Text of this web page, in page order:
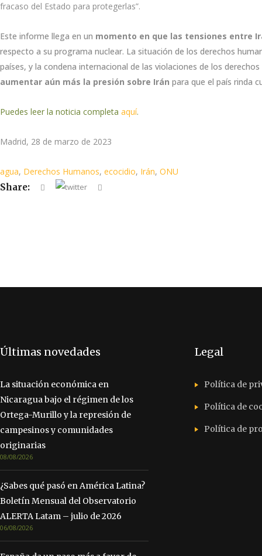
fracaso del Estado para protegerlas”.
Este informe llega en un momento en que las tensiones entre
respecto a su programa nuclear. La situación de los derechos
países, y la condena internacional de las violaciones de los
aumentar aún más la presión sobre Irán para que el país rinda
Puedes leer la noticia completa aquí.
Madrid, 28 de marzo de 2023
agua, Derechos Humanos, ecocidio, Irán, ONU
Share:
Últimas novedades
La situación económica en
Nicaragua bajo el régimen de los
Ortega-Murillo y la represión de
campesinos y comunidades
originarias
08/08/2026
¿Sabes qué pasó en América Latina?
Boletín Mensual del Observatorio
ALERTA Latam – julio de 2026
06/08/2026
Legal
Política de
Política de
Política de